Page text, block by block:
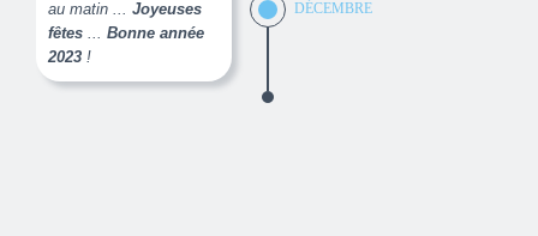
au matin ...Joyeuses
fêtes ...Bonne année
2023 !
DÉCEMBRE